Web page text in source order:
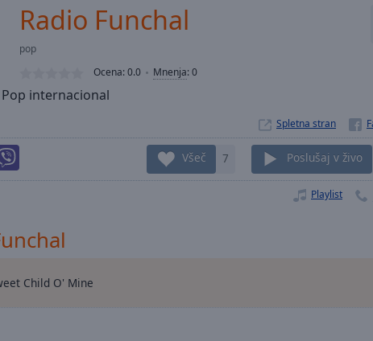
Radio Funchal
pop
Ocena:0.0 Mnenja:0
internacional
Spletna stran
Všeč 7 Poslušaj v živo
Playlist
Child O' Mine